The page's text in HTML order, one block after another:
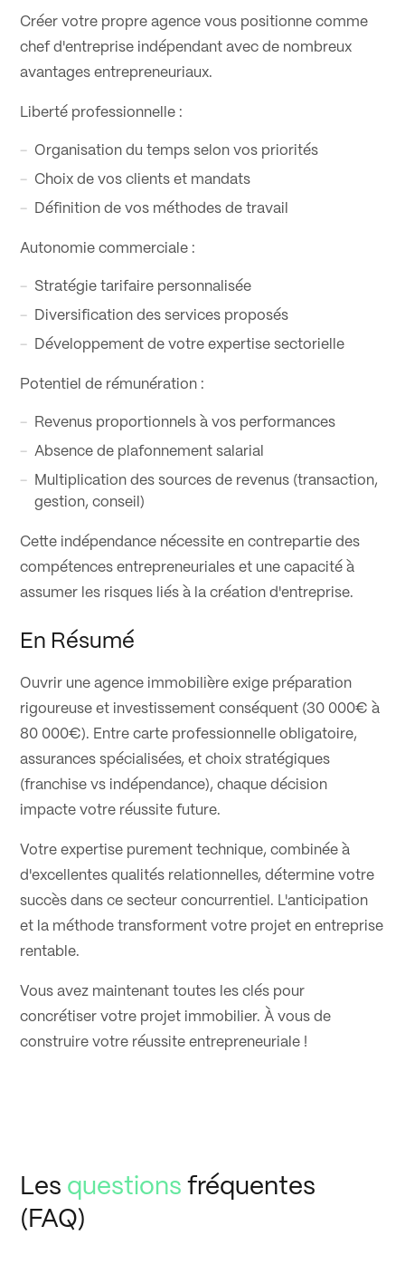
Créer votre propre agence vous positionne comme
chef d'entreprise indépendant avec de nombreux
avantages entrepreneuriaux.
Liberté professionnelle :
Organisation du temps selon vos priorités
Choix de vos clients et mandats
Définition de vos méthodes de travail
Autonomie commerciale :
Stratégie tarifaire personnalisée
Diversification des services proposés
Développement de votre expertise sectorielle
Potentiel de rémunération :
Revenus proportionnels à vos performances
Absence de plafonnement salarial
Multiplication des sources de revenus (transaction,
gestion, conseil)
Cette indépendance nécessite en contrepartie des
compétences entrepreneuriales et une capacité à
assumer les risques liés à la création d'entreprise.
En Résumé
Ouvrir une agence immobilière exige préparation
rigoureuse et investissement conséquent (30 000€ à
80 000€). Entre carte professionnelle obligatoire,
assurances spécialisées, et choix stratégiques
(franchise vs indépendance), chaque décision
impacte votre réussite future.
Votre expertise purement technique, combinée à
d'excellentes qualités relationnelles, détermine votre
succès dans ce secteur concurrentiel. L'anticipation
et la méthode transforment votre projet en entreprise
rentable.
Vous avez maintenant toutes les clés pour
concrétiser votre projet immobilier. À vous de
construire votre réussite entrepreneuriale !
Les questionsfréquentes
(FAQ)